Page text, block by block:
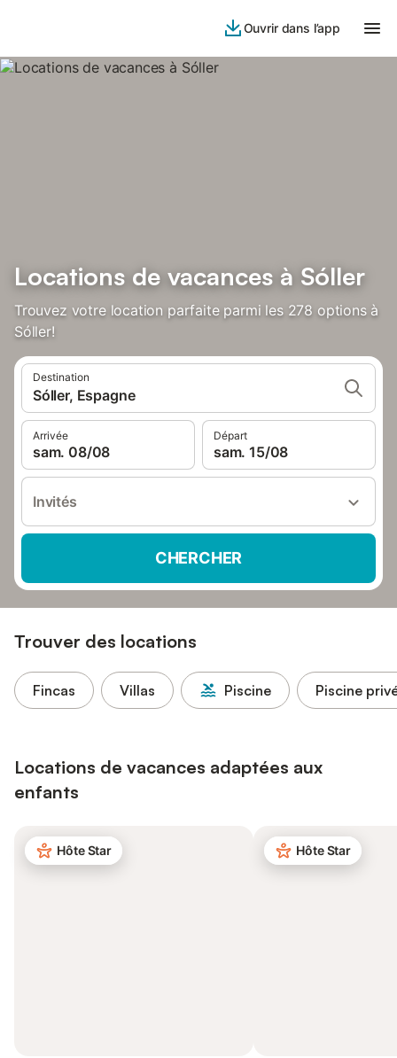
Ouvrir dans l’app
Locations de vacances à Sóller
Trouvez votre location parfaite parmi les 278 options à
Sóller!
Destination
Sóller, Espagne
Arrivée
sam. 08/08
Départ
sam. 15/08
Invités
CHERCHER
Trouver des locations
Fincas Villas Piscine Piscine
Locations de vacances adaptées aux
enfants
Hôte Star Hôte Star